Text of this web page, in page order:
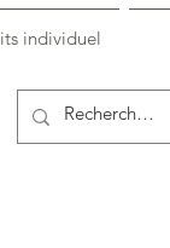
individuel